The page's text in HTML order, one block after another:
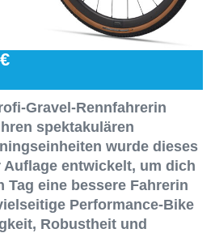
Gravel-Rennfahrerin
spektakulären
wurde dieses
entwickelt, um dich
Tag eine bessere Fahrerin
Performance-Bike
Robustheit und